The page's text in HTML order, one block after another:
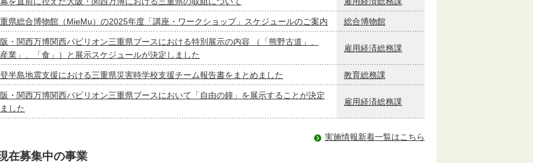
県総合博物館（MieMu）の2025年度「講座・ワークショップ」スケジュールのご案内 総合博物館
・関西万博関西パビリオン三重県ブースにおける特別展示の内容 （「熊野古道」、
産業」、「食」）と展示スケジュールが決定しました
雇用経済総務課
半島地震支援における三重県災害時学校支援チーム報告書をまとめました 教育総務課
・関西万博関西パビリオン三重県ブースにおいて「自由の鐘」を展示することが決定
した
雇用経済総務課
実施情報新着一覧はこちら
在募集中の事業